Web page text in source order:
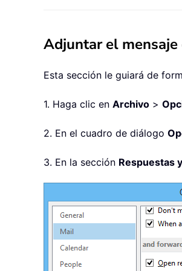
Adjuntar el
Esta sección le guiará de
1. Haga clic en Archivo >
2. En el cuadro de diálogo
3. En la sección Respuestas